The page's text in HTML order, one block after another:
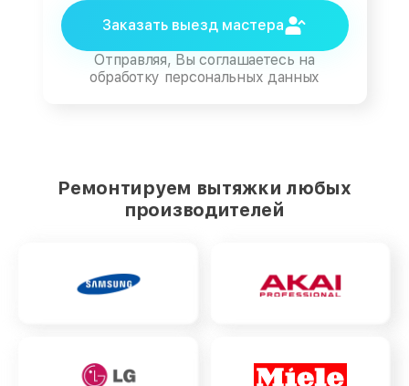
Заказать выезд мастера
Отправляя, Вы соглашаетесь на
обработку персональных данных
Ремонтируем вытяжки любых
производителей